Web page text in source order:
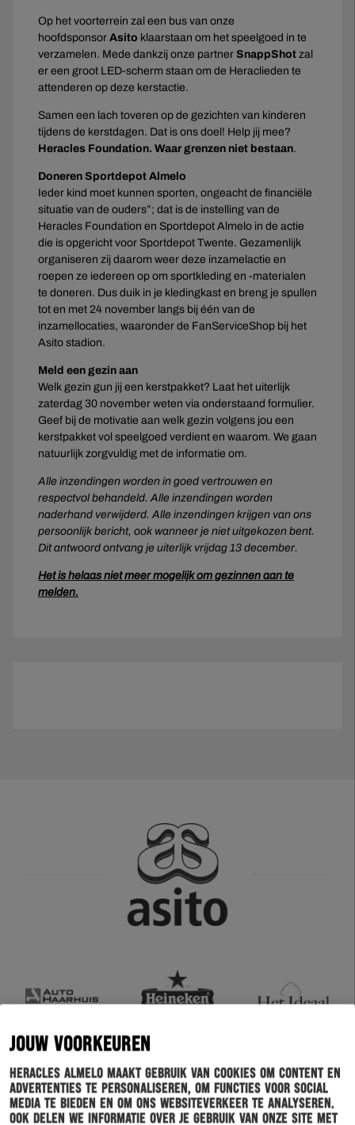
JOUW VOORKEUREN
Heracles Almelo maakt gebruik van cookies om content en
advertenties te personaliseren, om functies voor social
media te bieden en om ons websiteverkeer te analyseren.
Ook delen we informatie over je gebruik van onze site met
Op het voorterrein zal een bus van onze
hoofdsponsor Asito klaarstaan om het speelgoed in te
verzamelen. Mede dankzij onze partner SnappShot zal
er een groot LED-scherm staan om de Heraclieden te
attenderen op deze kerstactie.
Samen een lach toveren op de gezichten van kinderen
tijdens de kerstdagen. Dat is ons doel! Help jij mee?
Heracles Foundation. Waar grenzen niet bestaan.
Doneren Sportdepot Almelo
Ieder kind moet kunnen sporten, ongeacht de financiële
situatie van de ouders”; dat is de instelling van de
Heracles Foundation en Sportdepot Almelo in de actie
die is opgericht voor Sportdepot Twente. Gezamenlijk
organiseren zij daarom weer deze inzamelactie en
roepen ze iedereen op om sportkleding en -materialen
te doneren. Dus duik in je kledingkast en breng je spullen
tot en met 24 november langs bij één van de
inzamellocaties, waaronder de FanServiceShop bij het
Asito stadion.
Meld een gezin aan
Welk gezin gun jij een kerstpakket? Laat het uiterlijk
zaterdag 30 november weten via onderstaand formulier.
Geef bij de motivatie aan welk gezin volgens jou een
kerstpakket vol speelgoed verdient en waarom. We gaan
natuurlijk zorgvuldig met de informatie om.
Alle inzendingen worden in goed vertrouwen en
respectvol behandeld. Alle inzendingen worden
naderhand verwijderd. Alle inzendingen krijgen van ons
persoonlijk bericht, ook wanneer je niet uitgekozen bent.
Dit antwoord ontvang je uiterlijk vrijdag 13 december.
Het is helaas niet meer mogelijk om gezinnen aan te
melden.